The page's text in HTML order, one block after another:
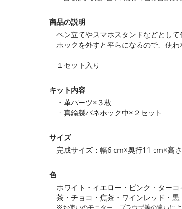
商品の説明
ペン立てやスマホスタンドなどとして
ホックを外すと平らになるので、使
１セット入り
キット内容
・革パーツ×３枚
・真鍮製バネホック中×２セット
サイズ
完成サイズ：幅6 cm×奥行11 cm×高
色
ホワイト・イエロー・ピンク・ター
茶・チョコ・焦茶・ワインレッド・
※お使いのモニター、ブラウザ等の違いに